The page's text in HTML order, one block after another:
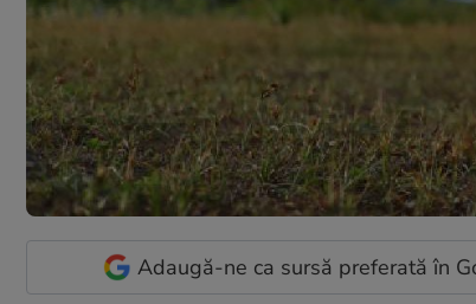
Adaugă-ne ca sursă preferată în